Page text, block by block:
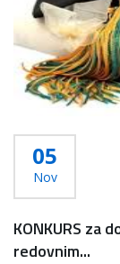
05
Nov
KONKURS za
redovnim...